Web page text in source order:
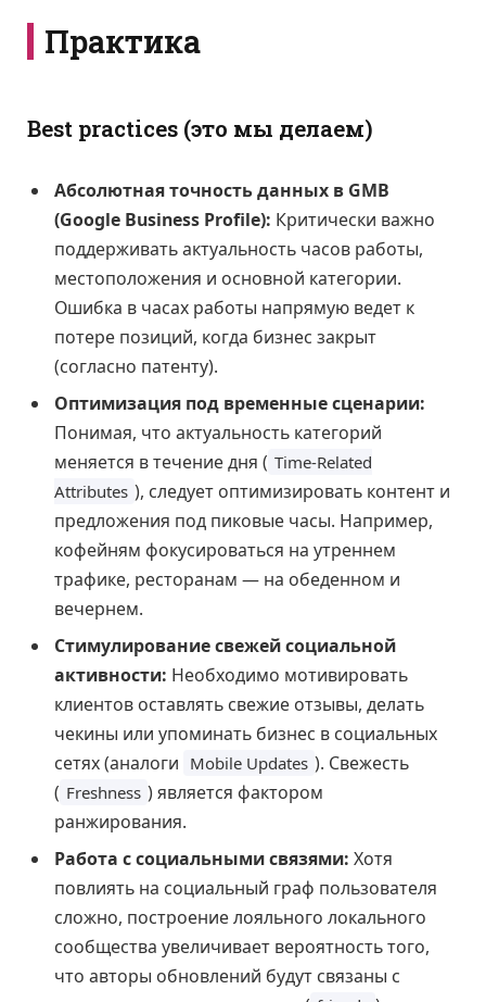
Практика
Best practices (это мы делаем)
Абсолютная точность данных в GMB
(Google Business Profile): Критически важно
поддерживать актуальность часов работы,
местоположения и основной категории.
Ошибка в часах работы напрямую ведет к
потере позиций, когда бизнес закрыт
(согласно патенту).
Оптимизация под временные сценарии:
Понимая, что актуальность категорий
меняется в течение дня ( Time-Related
Attributes ), следует оптимизировать контент и
предложения под пиковые часы. Например,
кофейням фокусироваться на утреннем
трафике, ресторанам — на обеденном и
вечернем.
Стимулирование свежей социальной
активности: Необходимо мотивировать
клиентов оставлять свежие отзывы, делать
чекины или упоминать бизнес в социальных
сетях (аналоги Mobile Updates ). Свежесть
( Freshness ) является фактором
ранжирования.
Работа с социальными связями: Хотя
повлиять на социальный граф пользователя
сложно, построение лояльного локального
сообщества увеличивает вероятность того,
что авторы обновлений будут связаны с